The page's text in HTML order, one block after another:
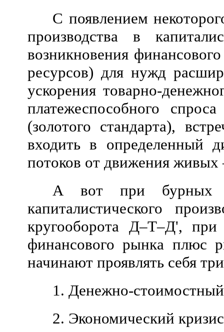
С появлением
производства в
возникновения
ресурсов) для нужд
ускорения товарно-
платежеспособного
(золотого стандарта),
входить в определенный
потоков от движения живых
А вот при бурных
капиталистического
кругооборота Д–Т–Д', при
финансового рынка плюс
начинают проявлять себя
1. Денежно-
2. Экономический